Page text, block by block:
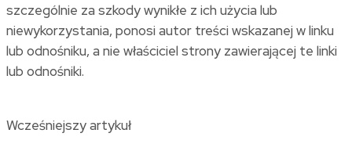
szczególnie za szkody wynikłe z ich użycia lub
niewykorzystania, ponosi autor treści wskazanej w linku
lub odnośniku, a nie właściciel strony zawierającej te linki
lub odnośniki.
Wcześniejszy artykuł